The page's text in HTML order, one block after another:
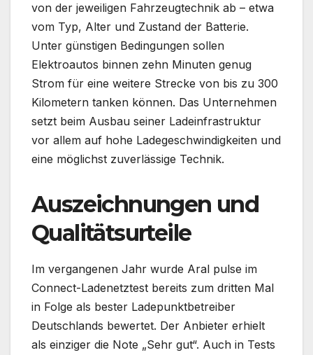
von der jeweiligen Fahrzeugtechnik ab – etwa
vom Typ, Alter und Zustand der Batterie.
Unter günstigen Bedingungen sollen
Elektroautos binnen zehn Minuten genug
Strom für eine weitere Strecke von bis zu 300
Kilometern tanken können. Das Unternehmen
setzt beim Ausbau seiner Ladeinfrastruktur
vor allem auf hohe Ladegeschwindigkeiten und
eine möglichst zuverlässige Technik.
Auszeichnungen und
Qualitätsurteile
Im vergangenen Jahr wurde Aral pulse im
Connect-Ladenetztest bereits zum dritten Mal
in Folge als bester Ladepunktbetreiber
Deutschlands bewertet. Der Anbieter erhielt
als einziger die Note „Sehr gut“. Auch in Tests